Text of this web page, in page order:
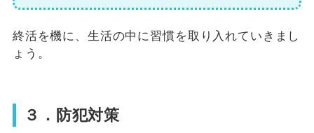
終活を機に、生活の中に習慣を取り入れていきまし
ょう。
３．防犯対策